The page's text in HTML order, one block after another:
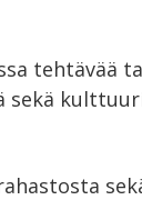
tehtävää